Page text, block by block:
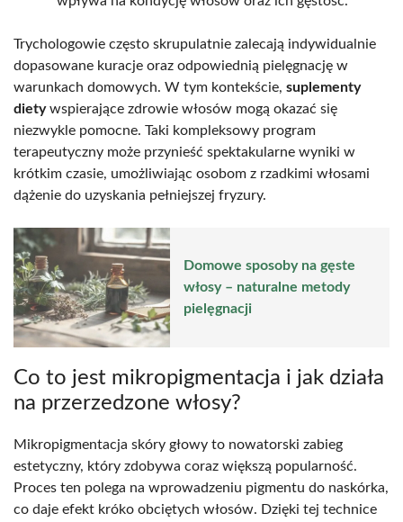
Trychologowie często skrupulatnie zalecają indywidualnie
dopasowane kuracje oraz odpowiednią pielęgnację w
warunkach domowych. W tym kontekście, suplementy
dietywspierające zdrowie włosów mogą okazać się
niezwykle pomocne. Taki kompleksowy program
terapeutyczny może przynieść spektakularne wyniki w
krótkim czasie, umożliwiając osobom z rzadkimi włosami
dążenie do uzyskania pełniejszej fryzury.
Domowe sposoby na gęste
włosy – naturalne metody
pielęgnacji
Co to jest mikropigmentacja i jak działa
na przerzedzone włosy?
Mikropigmentacja skóry głowy to nowatorski zabieg
estetyczny, który zdobywa coraz większą popularność.
Proces ten polega na wprowadzeniu pigmentu do naskórka,
co daje efekt króko obciętych włosów. Dzięki tej technice